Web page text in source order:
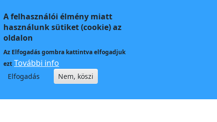
A felhasználói élmény miatt
használunk sütiket (cookie) az
oldalon
Az Elfogadásgombra kattintva elfogadjuk
ezt További info
Elfogadás Nem, köszi